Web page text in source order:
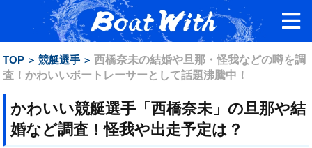
TOP 競艇選手
西橋奈未の結婚や旦那・怪我などの噂を調
査！かわいいボートレーサーとして話題沸騰中！
かわいい競艇選手「西橋奈未」の旦那や結
婚など調査！怪我や出走予定は？